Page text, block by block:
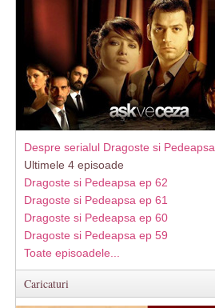
Despre serialul Dragoste si Pedeapsa
Ultimele 4 episoade
Dragoste si Pedeapsa ep 62
Dragoste si Pedeapsa ep 61
Dragoste si Pedeapsa ep 60
Dragoste si Pedeapsa ep 59
Toate episoadele...
Caricaturi